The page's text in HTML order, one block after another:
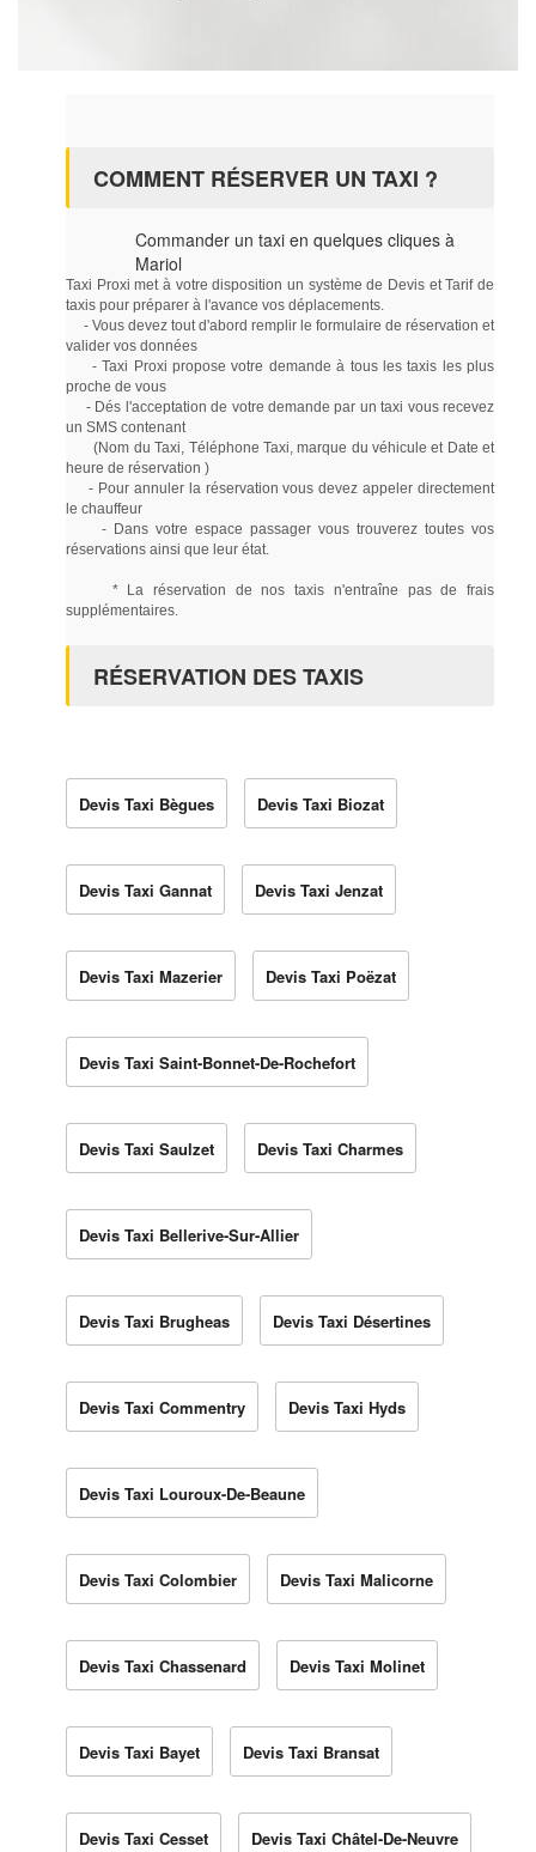
COMMENT RÉSERVER UN TAXI ?
Commander un taxi en quelques cliques à
Mariol
Taxi Proxi met à votre disposition un système de Devis et Tarif de
taxis pour préparer à l'avance vos déplacements.
- Vous devez tout d'abord remplir le formulaire de réservation et
valider vos données
- Taxi Proxi propose votre demande à tous les taxis les plus
proche de vous
- Dés l'acceptation de votre demande par un taxi vous recevez
un SMS contenant
(Nom du Taxi, Téléphone Taxi, marque du véhicule et Date et
heure de réservation )
- Pour annuler la réservation vous devez appeler directement
le chauffeur
- Dans votre espace passager vous trouverez toutes vos
réservations ainsi que leur état.
* La réservation de nos taxis n'entraîne pas de frais
supplémentaires.
RÉSERVATION DES TAXIS
Devis Taxi Bègues Devis Taxi Biozat
Devis Taxi Gannat Devis Taxi Jenzat
Devis Taxi Mazerier Devis Taxi Poëzat
Devis Taxi Saint-Bonnet-De-Rochefort
Devis Taxi Saulzet Devis Taxi Charmes
Devis Taxi Bellerive-Sur-Allier
Devis Taxi Brugheas Devis Taxi Désertines
Devis Taxi Commentry Devis Taxi Hyds
Devis Taxi Louroux-De-Beaune
Devis Taxi Colombier Devis Taxi Malicorne
Devis Taxi Chassenard Devis Taxi Molinet
Devis Taxi Bayet Devis Taxi Bransat
Devis Taxi Cesset Devis Taxi Châtel-De-Neuvre